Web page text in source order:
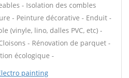
- Isolation des combles
- Peinture décorative - Enduit -
(vinyle, lino, dalles PVC, etc) -
- Rénovation de parquet -
écologique -
painting